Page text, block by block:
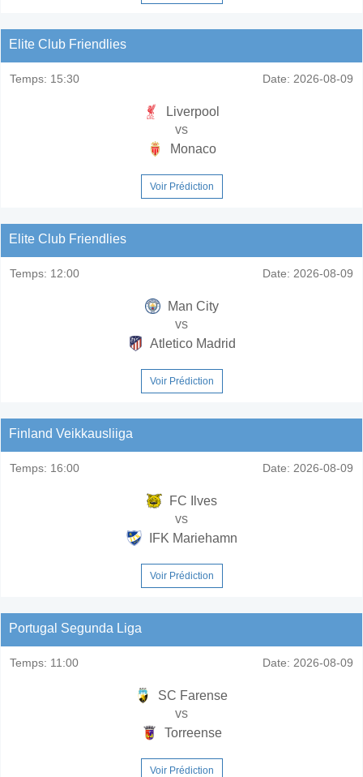
Elite Club Friendlies
Temps: 15:30 Date: 2026-08-09
Liverpool
vs
Monaco
Voir Prédiction
Elite Club Friendlies
Temps: 12:00 Date: 2026-08-09
Man City
vs
Atletico Madrid
Voir Prédiction
Finland Veikkausliiga
Temps: 16:00 Date: 2026-08-09
FC Ilves
vs
IFK Mariehamn
Voir Prédiction
Portugal Segunda Liga
Temps: 11:00 Date: 2026-08-09
SC Farense
vs
Torreense
Voir Prédiction